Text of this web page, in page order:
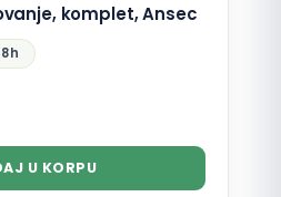
komplet, Ansec
U KORPU